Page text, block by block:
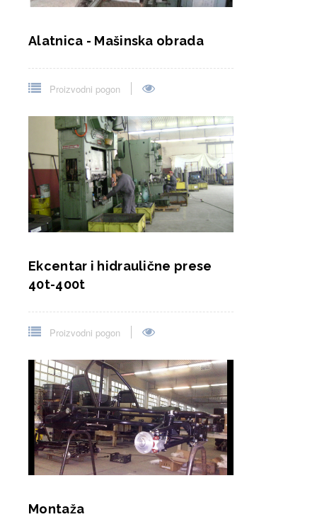
Alatnica - Mašinska obrada
Proizvodni pogon
Ekcentar i hidraulične prese
40t-400t
Proizvodni pogon
Montaža